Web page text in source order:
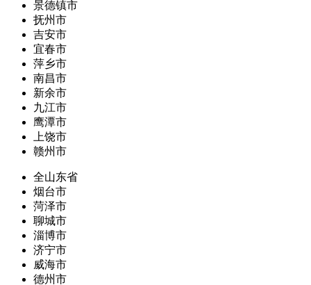
景德镇市
抚州市
吉安市
宜春市
萍乡市
南昌市
新余市
九江市
鹰潭市
上饶市
赣州市
全山东省
烟台市
菏泽市
聊城市
淄博市
济宁市
威海市
德州市